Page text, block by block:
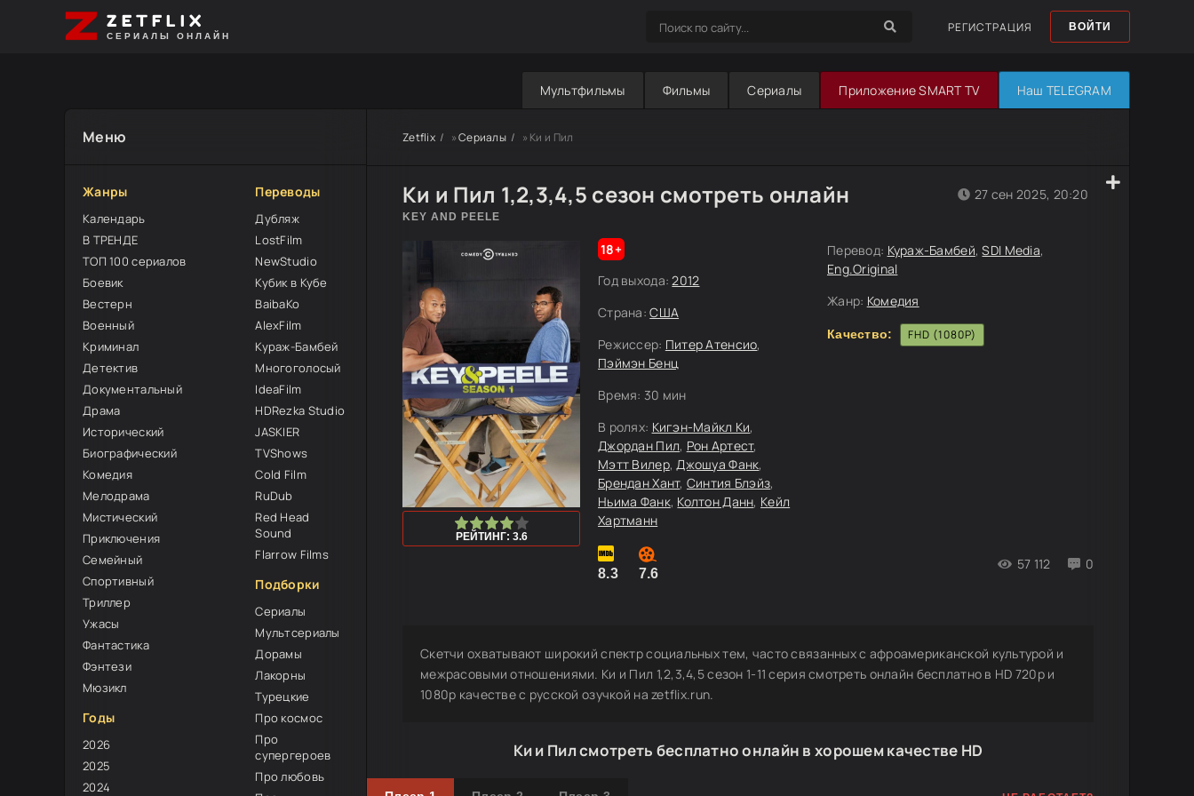
ZETFLIX
СЕРИАЛЫ ОНЛАЙН
РЕГИСТРАЦИЯ ВОЙТИ
Мультфильмы Фильмы Сериалы Приложение SMART TV Наш TELEGRAM
Меню
Жанры
Календарь
В ТРЕНДЕ
ТОП 100 сериалов
Боевик
Вестерн
Военный
Криминал
Детектив
Документальный
Драма
Исторический
Биографический
Комедия
Мелодрама
Мистический
Приключения
Семейный
Спортивный
Триллер
Ужасы
Фантастика
Фэнтези
Мюзикл
Годы
2026
2025
2024
Переводы
Дубляж
LostFilm
NewStudio
Кубик в Кубе
BaibaKo
AlexFilm
Кураж-Бамбей
Многоголосый
IdeaFilm
HDRezka Studio
JASKIER
TVShows
Cold Film
RuDub
Red Head
Sound
Flarrow Films
Подборки
Сериалы
Мультсериалы
Дорамы
Лакорны
Турецкие
Про космос
Про
супергероев
Про любовь
Zetflix »Сериалы » Ки и Пил
Ки и Пил 1,2,3,4,5 сезон смотреть онлайн
KEY AND PEELE
4
5
РЕЙТИНГ: 3.6
18+
Год выхода: 2012
Страна: США
Режиссер: Питер Атенсио,
Пэймэн Бенц
Время: 30 мин
В ролях: Кигэн-Майкл Ки,
Джордан Пил, Рон Артест,
Мэтт Вилер,Джошуа Фанк,
Брендан Хант, Синтия Блэйз,
Ньима Фанк, Колтон Данн, Кейл
Хартманн
8.3 7.6
57 112 0
27 сен 2025, 20:20
Перевод: Кураж-Бамбей,SDI Media,
Eng.Original
Жанр: Комедия
Качество: FHD (1080P)
Скетчи охватывают широкий спектр социальных тем, часто связанных с афроамериканской культурой и
межрасовыми отношениями. Ки и Пил 1,2,3,4,5 сезон 1-11 серия смотреть онлайн бесплатно в HD 720p и
1080p качестве с русской озучкой на zetflix.run.
Ки и Пил смотреть бесплатно онлайн в хорошем качестве HD